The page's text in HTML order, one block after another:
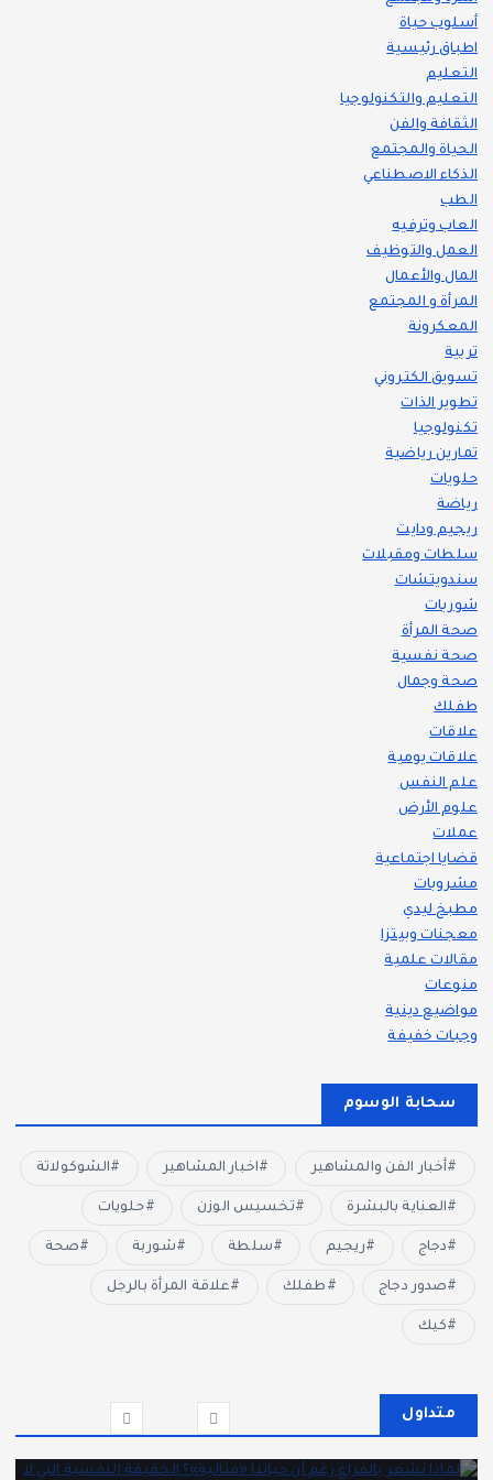
أسلوب حياة
اطباق رئيسية
التعليم
التعليم والتكنولوجيا
الثقافة والفن
الحياة والمجتمع
الذكاء الاصطناعي
الطب
العاب وترفيه
العمل والتوظيف
المال والأعمال
المرأة و المجتمع
المعكرونة
تربية
تسويق الكتروني
تطوير الذات
تكنولوجيا
تمارين رياضية
حلويات
رياضة
ريجيم ودايت
سلطات ومقبلات
سندويتشات
شوربات
صحة المرأة
صحة نفسية
صحة وجمال
طفلك
علاقات
علاقات يومية
علم النفس
علوم الأرض
عملات
قضايا اجتماعية
مشروبات
مطبخ ليدي
معجنات وبيتزا
مقالات علمية
منوعات
مواضيع دينية
وجبات خفيفة
سحابة الوسوم
أخبار الفن والمشاهير اخبار المشاهير الشوكولاتة
العناية بالبشرة تخسيس الوزن حلويات
دجاج ريجيم سلطة شوربة صحة
صدور دجاج طفلك علاقة المرأة بالرجل
كيك
متداول